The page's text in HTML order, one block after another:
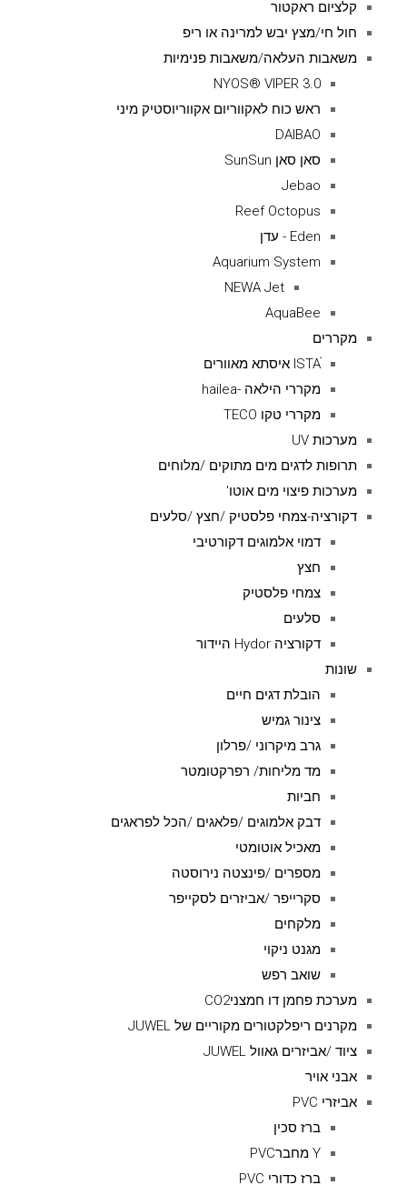
קלציום ראקטור
חול חי/מצץ יבש למרינה או ריפ
משאבות העלאה/משאבות פנימיות
NYOS® VIPER 3.0
ראש כוח לאקווריום אקווריוסטיק מיני
DAIBAO
סאן סאן SunSun
Jebao
Reef Octopus
Eden - עדן
Aquarium System
NEWA Jet
AquaBee
מקררים
ISTAׁׂ איסתא מאוורים
מקררי הילאה -hailea
מקררי טקו TECO
מערכות UV
תרופות לדגים מים מתוקים /מלוחים
מערכות פיצוי מים אוטו'
דקורציה-צמחי פלסטיק /חצץ /סלעים
דמוי אלמוגים דקורטיבי
חצץ
צמחי פלסטיק
סלעים
דקורציה Hydor היידור
שונות
הובלת דגים חיים
צינור גמיש
גרב מיקרוני /פרלון
מד מליחות/ רפרקטומטר
חביות
דבק אלמוגים /פלאגים /הכל לפראגים
מאכיל אוטומטי
מספרים /פינצטה נירוסטה
סקרייפר /אביזרים לסקייפר
מלקחים
מגנט ניקוי
שואב רפש
מערכת פחמן דו חמצניCO2
מקרנים ריפלקטורים מקוריים של JUWEL
ציוד /אביזרים גאוול JUWEL
אבני אויר
אביזרי PVC
ברז סכין
Y מחברPVC
ברז כדורי PVC